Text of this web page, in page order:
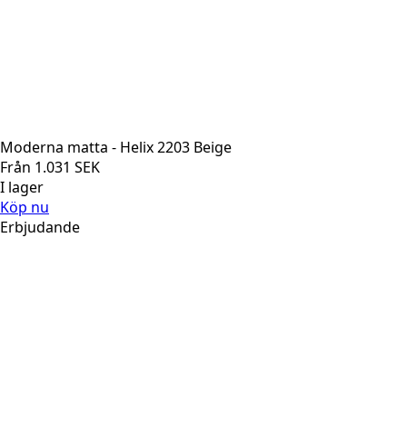
Moderna matta - Helix 2203 Beige
Från 1.031 SEK
I lager
Köp nu
Erbjudande